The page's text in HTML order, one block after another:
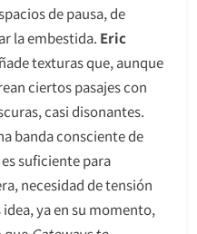
de pausa, de
la embestida. Eric
texturas que, aunque
ciertos pasajes con
casi disonantes.
banda consciente de
suficiente para
necesidad de tensión
ya en su momento,